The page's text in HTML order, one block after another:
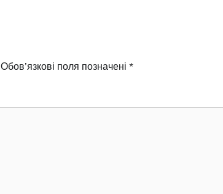
Обов’язкові поля позначені *